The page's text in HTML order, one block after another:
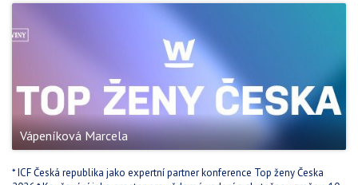
Vápeníková Marcela
* ICF Česká republika jako expertní partner konference Top ženy Česka